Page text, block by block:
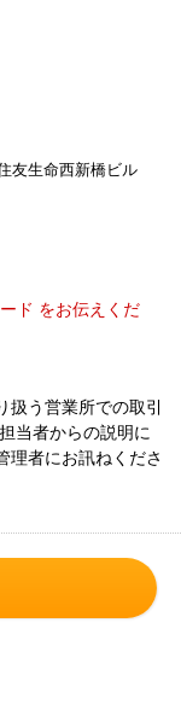
友生命西新橋ビル
ド をお伝えくだ
う営業所での取引
当者からの説明に
理者にお訊ねくださ